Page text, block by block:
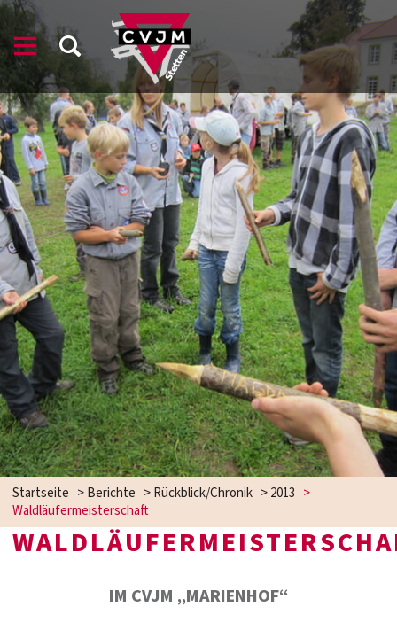
Startseite >Berichte >Rückblick/Chronik >2013 >
Waldläufermeisterschaft
IM CVJM „MARIENHOF“